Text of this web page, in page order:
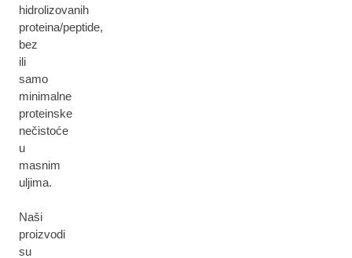
hidrolizovanih
proteina/peptide,
bez
ili
samo
minimalne
proteinske
nečistoće
u
masnim
uljima.
Naši
proizvodi
su